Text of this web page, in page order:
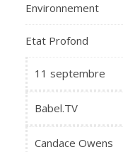
Environnement
Etat Profond
11 septembre
Babel.TV
Candace Owens